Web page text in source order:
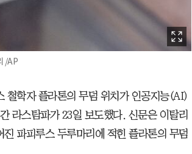
/AP
철학자 플라톤의 무덤 위치가 인공지능(AI)
라스탐파가 23일 보도했다. 신문은 이탈리
파피루스 두루마리에 적힌 플라톤의 무덤